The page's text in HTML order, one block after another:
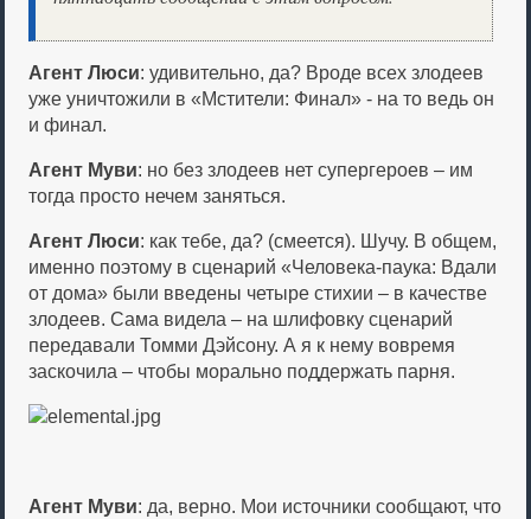
Агент Люси: удивительно, да? Вроде всех злодеев
уже уничтожили в «Мстители: Финал» - на то ведь он
и финал.
Агент Муви: но без злодеев нет супергероев – им
тогда просто нечем заняться.
Агент Люси: как тебе, да? (смеется). Шучу. В общем,
именно поэтому в сценарий «Человека-паука: Вдали
от дома» были введены четыре стихии – в качестве
злодеев. Сама видела – на шлифовку сценарий
передавали Томми Дэйсону. А я к нему вовремя
заскочила – чтобы морально поддержать парня.
Агент Муви: да, верно. Мои источники сообщают, что